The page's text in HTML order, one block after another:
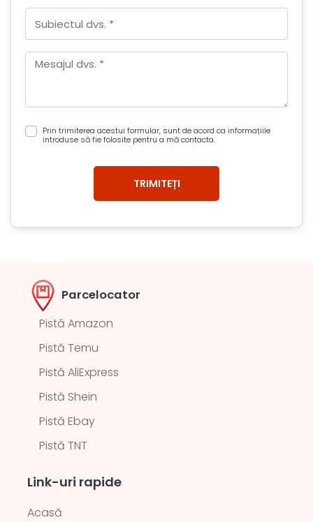
Prin trimiterea acestui formular, sunt de acord ca informațiile
introduse să fie folosite pentru a mă contacta.
Parcelocator
Pistă Amazon
Pistă Temu
Pistă AliExpress
Pistă Shein
Pistă Ebay
Pistă TNT
Link-uri rapide
Acasă